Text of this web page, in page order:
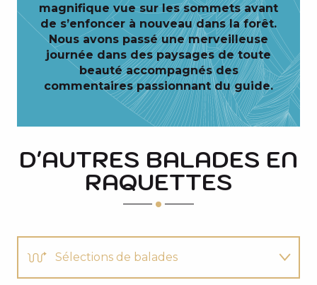
magnifique vue sur les sommets avant
de s’enfoncer à nouveau dans la forêt.
Nous avons passé une merveilleuse
journée dans des paysages de toute
beauté accompagnés des
commentaires passionnant du guide.
D'AUTRES BALADES EN
RAQUETTES
Sélections de balades